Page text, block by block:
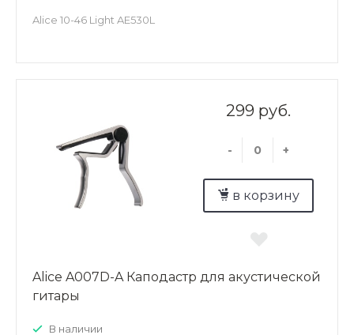
Alice 10-46 Light AE530L
299 руб.
- +
в корзину
Alice A007D-A Каподастр для акустической
гитары
В наличии